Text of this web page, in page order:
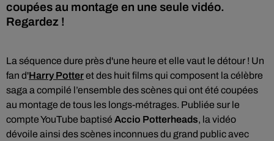
coupées au montage en une seule vidéo.
Regardez !
La séquence dure près d'une heure et elle vaut le détour ! Un
fan d'Harry Potteret des huit films qui composent la célèbre
saga a compilé l’ensemble des scènes qui ont été coupées
au montage de tous les longs-métrages. Publiée sur le
compte YouTube baptisé Accio Potterheads, la vidéo
dévoile ainsi des scènes inconnues du grand public avec